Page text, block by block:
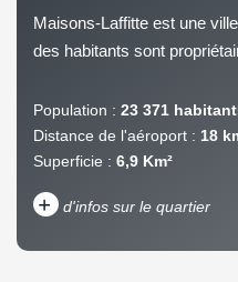
Maisons-Laffitte est une
des habitants sont
Population : 23 371
Distance de l'aéroport : 18
Superficie : 6,9 Km²
+ d'infos sur le quartier